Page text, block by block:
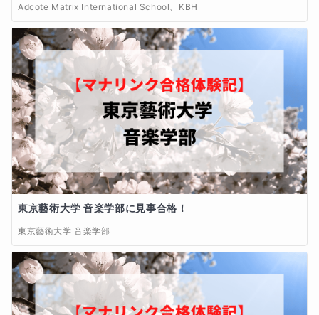
Adcote Matrix International School、KBH
東京藝術大学 音楽学部に見事合格！
東京藝術大学 音楽学部